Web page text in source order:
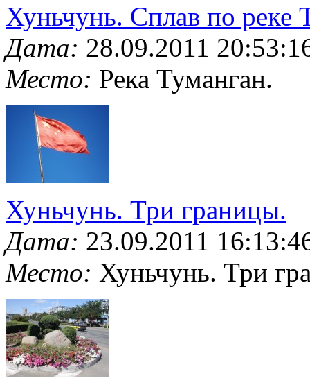
Хуньчунь. Сплав по реке
Дата: 28.09.2011
Место: Река Туманган.
Хуньчунь. Три границы.
Дата: 23.09.2011
Место: Хуньчунь. Три